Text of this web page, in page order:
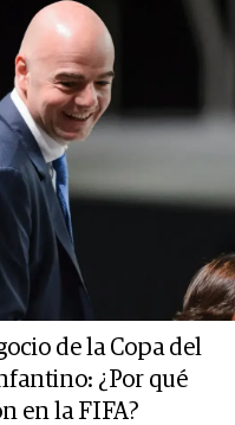
de la Copa del
¿Por qué
en la FIFA?